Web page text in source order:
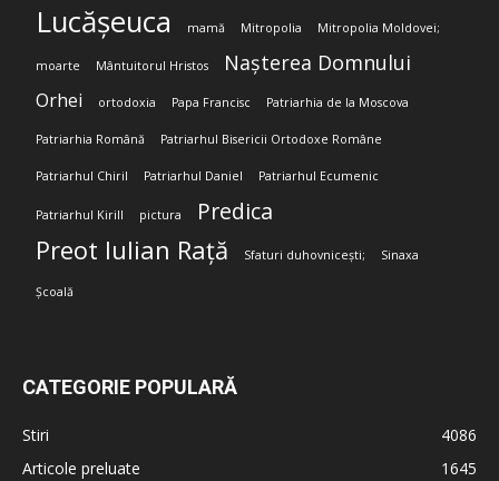
Lucășeuca mamă Mitropolia Mitropolia Moldovei;
moarte Mântuitorul Hristos Nașterea Domnului
Orhei ortodoxia Papa Francisc Patriarhia de la Moscova
Patriarhia Română Patriarhul Bisericii Ortodoxe Române
Patriarhul Chiril Patriarhul Daniel Patriarhul Ecumenic
Patriarhul Kirill pictura Predica
Preot Iulian Rață Sfaturi duhovnicești; Sinaxa
Școală
CATEGORIE POPULARĂ
Stiri
4086
Articole preluate
1645